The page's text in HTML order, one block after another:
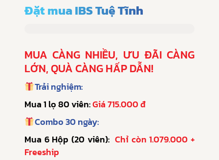
Đặt mua IBS Tuệ Tĩnh
MUA CÀNG NHIỀU, ƯU ĐÃI CÀNG
LỚN, QUÀ CÀNG HẤP DẪN!
Trải nghiệm:
Mua 1 lọ 80 viên:Giá 715.000 đ
Combo 30 ngày:
Mua 6 Hộp (20 viên): Chỉ còn 1.079.000 +
Freeship